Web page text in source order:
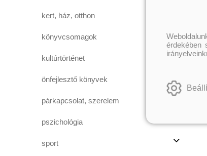
kert, ház, otthon
könyvcsomagok
kultúrtörténet
önfejlesztő könyvek
párkapcsolat, szerelem
pszichológia
sport
érdekében